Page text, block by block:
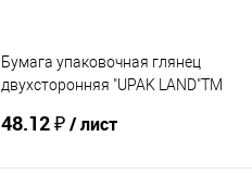
Бумага упаковочная глянец
двухсторонняя "UPAK LAND"ТМ
48.12 ₽/ лист